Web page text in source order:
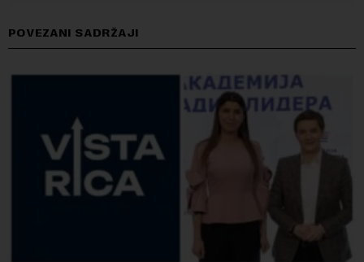
POVEZANI SADRŽAJI